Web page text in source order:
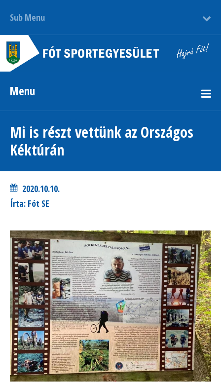
Sub Menu
Menu
Mi is részt vettünk az Országos
Kéktúrán
2020.10.10.
Írta: Fót SE